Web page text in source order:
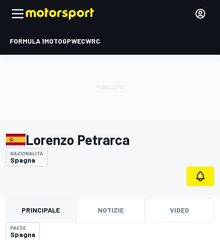
FORMULA 1MOTOGPWECWRC
Lorenzo Petrarca
NAZIONALITÀ
Spagna
PRINCIPALE NOTIZIE VIDEO
PAESE
Spagna